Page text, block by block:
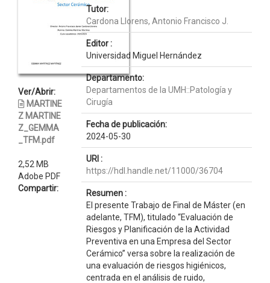
Ver/Abrir:
MARTINE
Z MARTINE
Z_GEMMA
_TFM.pdf
2,52 MB
Adobe PDF
Compartir:
Tutor:
Cardona Llorens, Antonio Francisco J.
Editor :
Universidad Miguel Hernández
Departamento:
Departamentos de la UMH::Patología y
Cirugía
Fecha de publicación:
2024-05-30
URI :
https://hdl.handle.net/11000/36704
Resumen :
El presente Trabajo de Final de Máster (en
adelante, TFM), titulado “Evaluación de
Riesgos y Planificación de la Actividad
Preventiva en una Empresa del Sector
Cerámico” versa sobre la realización de
una evaluación de riesgos higiénicos,
centrada en el análisis de ruido,